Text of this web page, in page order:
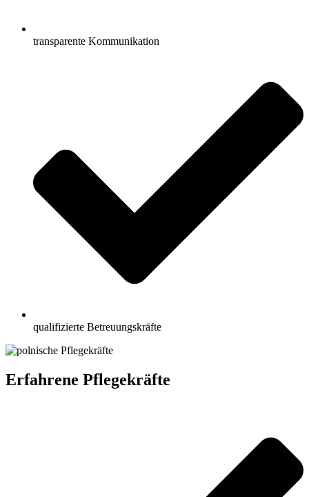
transparente Kommunikation
qualifizierte Betreuungskräfte
Erfahrene Pflegekräfte